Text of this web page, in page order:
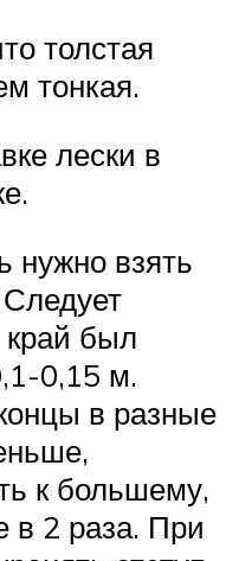
толстая
тонкая.
лески в
нужно взять
край был
0,15 м.
в разные
к большему,
в 2 раза. При